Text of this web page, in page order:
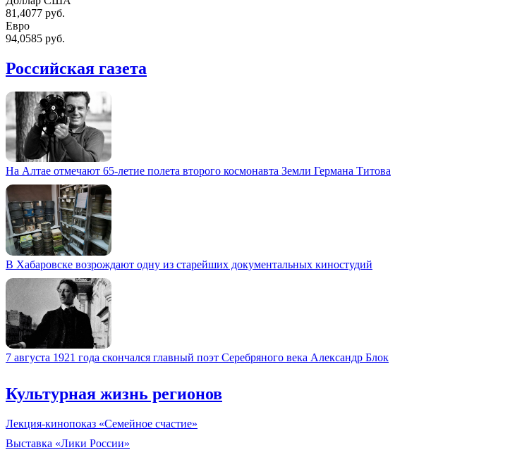
81,4077 руб.
Евро
94,0585 руб.
Российская газета
На Алтае отмечают 65-летие полета второго космонавта Земли Германа Титова
В Хабаровске возрождают одну из старейших документальных киностудий
7 августа 1921 года скончался главный поэт Серебряного века Александр Блок
Культурная жизнь регионов
Лекция-кинопоказ «Семейное счастие»
Выставка «Лики России»